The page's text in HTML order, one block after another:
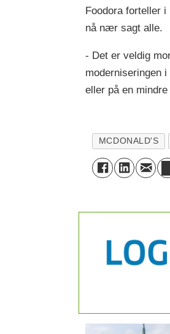
Foodora forteller
nå nær sagt alle.
- Det er veldig
moderniseringen
eller på en
MCDONALD'S